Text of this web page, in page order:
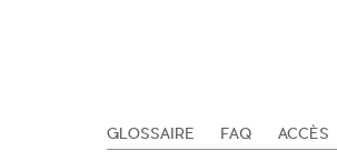
GLOSSAIRE FAQ ACCÈS